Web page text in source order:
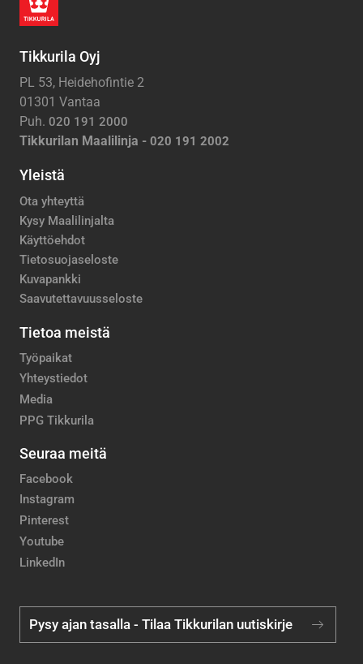
Tikkurila Oyj
PL 53, Heidehofintie 2
01301 Vantaa
Puh. 020 191 2000
Tikkurilan Maalilinja - 020 191 2002
Yleistä
Ota yhteyttä
Kysy Maalilinjalta
Käyttöehdot
Tietosuojaseloste
Kuvapankki
Saavutettavuusseloste
Tietoa meistä
Työpaikat
Yhteystiedot
Media
PPG Tikkurila
Seuraa meitä
Facebook
Instagram
Pinterest
Youtube
LinkedIn
Pysy ajan tasalla - Tilaa Tikkurilan uutiskirje